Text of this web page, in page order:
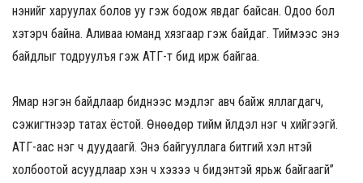
үнэнийг харуулах болов уу гэж бодож явдаг байсан. Одоо бол
хэтэрч байна. Аливаа юманд хязгаар гэж байдаг. Тиймээс энэ
байдлыг тодруулъя гэж АТГ-т бид ирж байгаа.
Ямар нэгэн байдлаар биднээс мэдүүлэг авч байж яллагдагч,
сэжигтнээр татах ёстой. Өнөөдөр тийм үйлдэл нэг ч хийгээгүй.
АТГ-аас нэг ч дуудаагүй. Энэ байгууллага битгий хэл үүнтэй
холбоотой асуудлаар хэн ч хэзээ ч бидэнтэй ярьж байгаагүй”